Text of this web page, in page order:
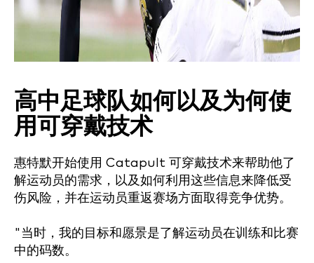
高中足球队如何以及为何使
用可穿戴技术
惠特默开始使用 Catapult 可穿戴技术来帮助他了
解运动员的需求，以及如何利用这些信息来降低受
伤风险，并在运动员重返赛场方面取得竞争优势。
"当时，我的目标和愿景是了解运动员在训练和比赛
中的码数。